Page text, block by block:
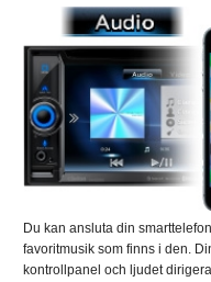
Du kan ansluta din
favoritmusik som finns i den.
kontrollpanel och ljudet